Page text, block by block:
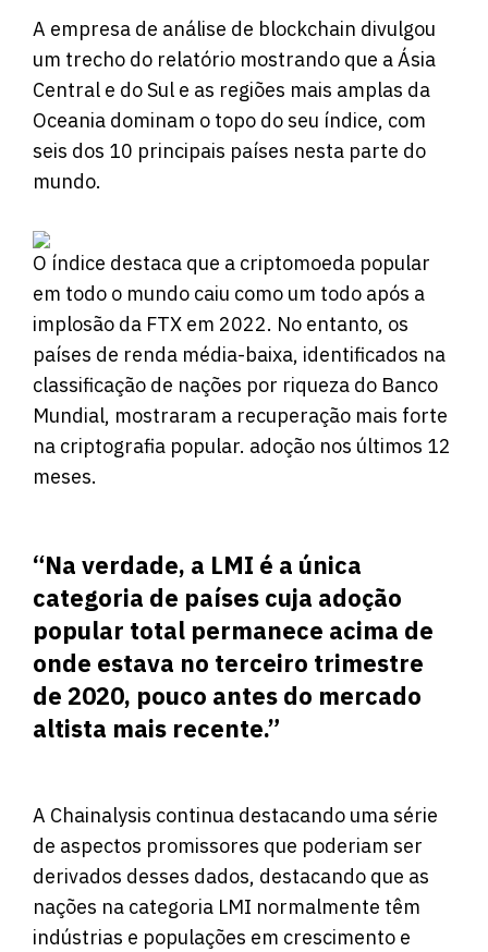
A empresa de análise de blockchain divulgou
um trecho do relatório mostrando que a Ásia
Central e do Sul e as regiões mais amplas da
Oceania dominam o topo do seu índice, com
seis dos 10 principais países nesta parte do
mundo.
O índice destaca que a criptomoeda popular
em todo o mundo caiu como um todo após a
implosão da FTX em 2022. No entanto, os
países de renda média-baixa, identificados na
classificação de nações por riqueza do Banco
Mundial, mostraram a recuperação mais forte
na criptografia popular. adoção nos últimos 12
meses.
“Na verdade, a LMI é a única
categoria de países cuja adoção
popular total permanece acima de
onde estava no terceiro trimestre
de 2020, pouco antes do mercado
altista mais recente.”
A Chainalysis continua destacando uma série
de aspectos promissores que poderiam ser
derivados desses dados, destacando que as
nações na categoria LMI normalmente têm
indústrias e populações em crescimento e